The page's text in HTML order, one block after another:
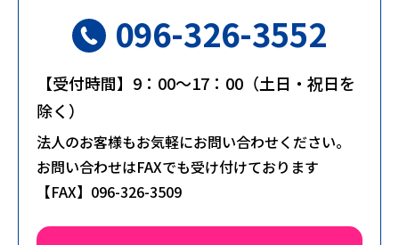
096-326-3552
【受付時間】9：00～17：00（土日・祝日を
除く）
法人のお客様もお気軽にお問い合わせください。
お問い合わせはFAXでも受け付けております
【FAX】096-326-3509